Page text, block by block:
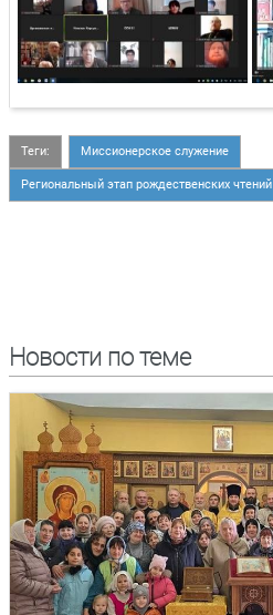
Теги: Миссионерское служение
Региональный этап рождественских чтений
Новости по теме